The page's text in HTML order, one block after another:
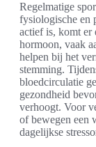
Regelmatige
fysiologische en
actief is, komt er
hormoon, vaak
helpen bij het
stemming.
bloedcirculatie
gezondheid
verhoogt. Voor
of bewegen een
dagelijkse